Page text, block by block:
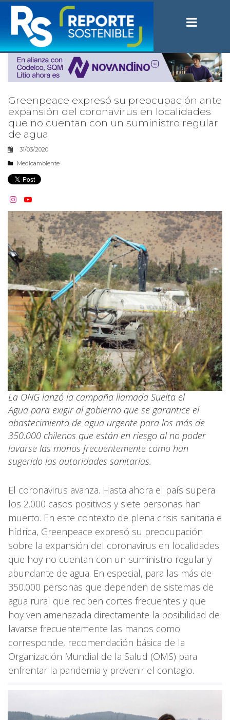
Greenpeace expresó su preocupación ante
expansión del coronavirus en localidades
que no cuentan con un suministro regular
de agua
31/03/2020
Medioambiente
 
La ONG lanzó la campaña llamada Suelta el
Agua para exigir al gobierno que se garantice el
abastecimiento de agua urgente para los más de
350.000 chilenos que están en riesgo al no poder
lavarse las manos frecuentemente como han
sugerido las autoridades sanitarias.
El coronavirus avanza. Hasta ahora el país supera
los 2.000 casos positivos y siete personas han
muerto. En este contexto de plena crisis sanitaria e
hídrica, Greenpeace expresó su preocupación
sobre la expansión del coronavirus en localidades
que hoy no cuentan con un suministro regular y
abundante de agua. En especial, para las más de
350.000 personas que dependen de sistemas de
agua rural que reciben cortes frecuentes y que
hoy ven amenazada directamente la posibilidad de
lavarse frecuentemente las manos como
corresponde, recomendación básica de la
Organización Mundial de la Salud (OMS) para
enfrentar la pandemia y prevenir el contagio.